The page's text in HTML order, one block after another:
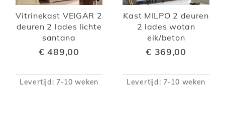
Vitrinekast VEIGAR 2
deuren 2 lades lichte
santana
€ 489,00
Levertijd: 7-10 weken
Kast MILPO 2 deuren
2 lades wotan
eik/beton
€ 369,00
Levertijd: 7-10 weken